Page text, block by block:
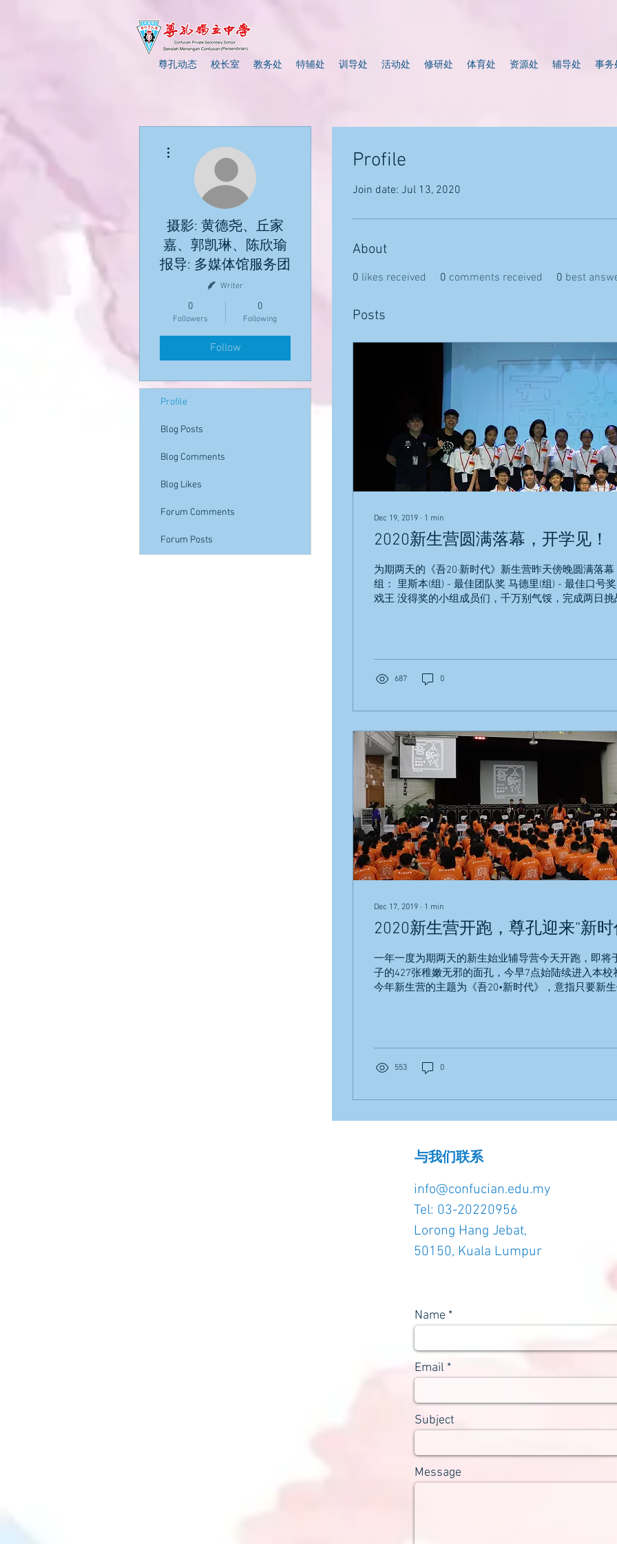
尊孔动态 校长室 教务处 特辅处 训导处 活动处 修研处 体育处 资源处 辅导处 事务
Profile
Join date: Jul 13, 2020
About
0 likes received 0 comments received 0 best
Posts
Dec 19, 2019 ∙ 1 min
2020新生营圆满落幕，开学见！
为期两天的《吾20·新时代》新生营昨天傍晚圆满落
组： 里斯本(组) - 最佳团队奖 马德里(组) - 最佳口号
戏王 没得奖的小组成员们，千万别气馁，完成两日
687 0
Dec 17, 2019 ∙ 1 min
2020新生营开跑，尊孔迎来“新时
一年一度为期两天的新生始业辅导营今天开跑，即将
子的427张稚嫩无邪的面孔，今早7点始陆续进入本校
今年新生营的主题为《吾20•新时代》，意指只要新
553 0
摄影: 黄德尧、丘家
嘉、郭凯琳、陈欣瑜
报导: 多媒体馆服务团
Writer
0
Followers
0
Following
Follow
Profile
Blog Posts
Blog Comments
Blog Likes
Forum Comments
Forum Posts
与我们联系
info@confucian.edu.my
Tel: 03-20220956
Lorong Hang Jebat,
50150, Kuala Lumpur
Name
Email
Subject
Message